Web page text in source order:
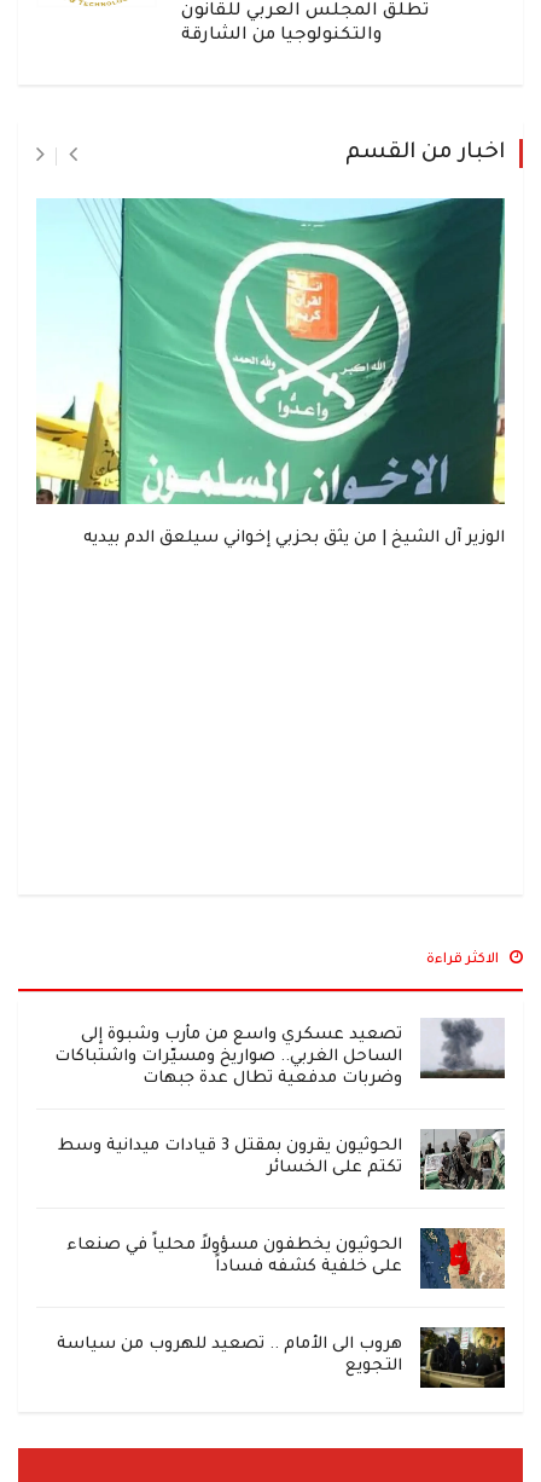
تطلق المجلس العربي للقانون
والتكنولوجيا من الشارقة
اخبار من القسم
الوزير آل الشيخ | من يثق بحزبي إخواني سيلعق الدم بيديه
الاكثر قراءة
تصعيد عسكري واسع من مأرب وشبوة إلى
الساحل الغربي.. صواريخ ومسيّرات واشتباكات
وضربات مدفعية تطال عدة جبهات
الحوثيون يقرون بمقتل 3 قيادات ميدانية وسط
تكتم على الخسائر
الحوثيون يخطفون مسؤولاً محلياً في صنعاء
على خلفية كشفه فساداً
هروب الى الأمام .. تصعيد للهروب من سياسة
التجويع